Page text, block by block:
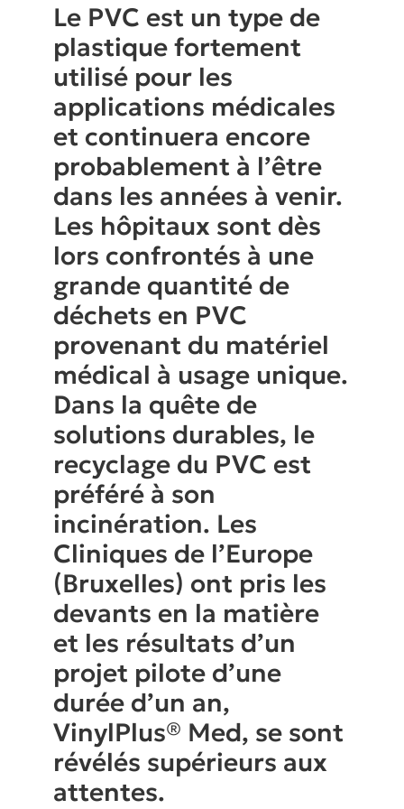
Le PVC est un type de
plastique fortement
utilisé pour les
applications médicales
et continuera encore
probablement à l’être
dans les années à venir.
Les hôpitaux sont dès
lors confrontés à une
grande quantité de
déchets en PVC
provenant du matériel
médical à usage unique.
Dans la quête de
solutions durables, le
recyclage du PVC est
préféré à son
incinération. Les
Cliniques de l’Europe
(Bruxelles) ont pris les
devants en la matière
et les résultats d’un
projet pilote d’une
durée d’un an,
VinylPlus® Med, se sont
révélés supérieurs aux
attentes.